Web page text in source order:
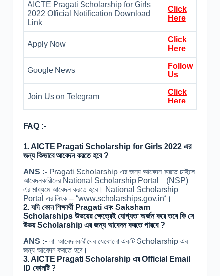
AICTE Pragati Scholarship for Girls
2022 Official Notification Download
Link
Click
Here
Apply Now
Click
Here
Google News
Follow
Us
Join Us on Telegram
Click
Here
FAQ :-
1. AICTE Pragati Scholarship for Girls 2022 এর
জন্য কিভাবে আবেদন করতে হবে ?
ANS :- Pragati Scholarship এর জন্য আবেদন করতে চাইলে
আবেদনকারীদের National Scholarship Portal (NSP)
এর মাধ্যমে আবেদন করতে হবে। National Scholarship
Portal এর লিংক – “www.scholarships.gov.in“।
2. যদি কোন শিক্ষার্থী Pragati এবং Saksham
Scholarships উভয়ের ক্ষেত্রেই যোগ্যতা অর্জন করে তবে কি সে
উভয় Scholarship এর জন্য আবেদন করতে পারবে ?
ANS :-না, আবেদনকারীদের যেকোনো একটি Scholarship এর
জন্য আবেদন করতে হবে।
3. AICTE Pragati Scholarship এর Official Email
ID কোনটি ?